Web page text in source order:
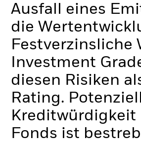
Ausfall eines
die
Investment
diesen Risiken
Rating.
Fonds ist